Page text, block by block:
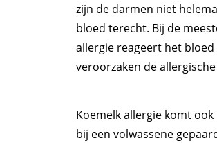
zijn de darmen niet
bloed terecht. Bij de
allergie reageert het bloed
veroorzaken de
Koemelk allergie komt
bij een volwassene